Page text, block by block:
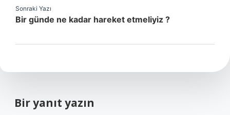
Sonraki Yazı
Bir günde ne kadar hareket etmeliyiz ?
Bir yanıt yazın